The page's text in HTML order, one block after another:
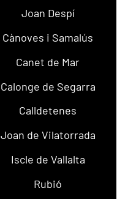
Joan Despí
Cànoves i Samalús
Canet de Mar
Calonge de Segarra
Calldetenes
Joan de Vilatorrada
Iscle de Vallalta
Rubió